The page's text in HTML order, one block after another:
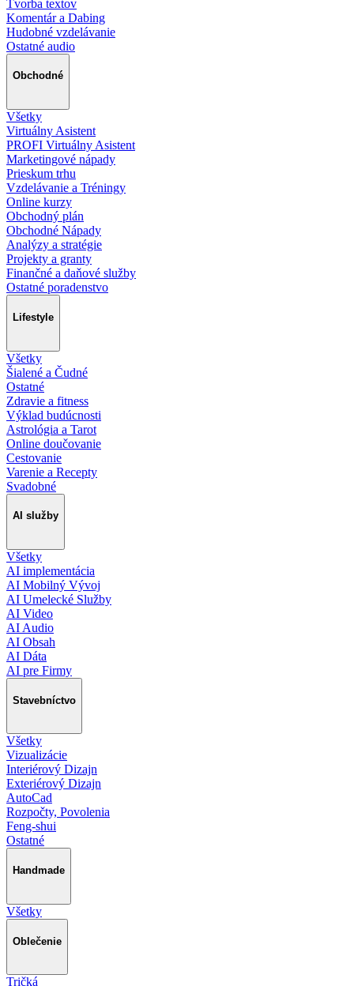
Tvorba textov
Komentár a Dabing
Hudobné vzdelávanie
Ostatné audio
Obchodné
Všetky
Virtuálny Asistent
PROFI Virtuálny Asistent
Marketingové nápady
Prieskum trhu
Vzdelávanie a Tréningy
Online kurzy
Obchodný plán
Obchodné Nápady
Analýzy a stratégie
Projekty a granty
Finančné a daňové služby
Ostatné poradenstvo
Lifestyle
Všetky
Šialené a Čudné
Ostatné
Zdravie a fitness
Výklad budúcnosti
Astrológia a Tarot
Online doučovanie
Cestovanie
Varenie a Recepty
Svadobné
AI služby
Všetky
AI implementácia
AI Mobilný Vývoj
AI Umelecké Služby
AI Video
AI Audio
AI Obsah
AI Dáta
AI pre Firmy
Stavebníctvo
Všetky
Vizualizácie
Interiérový Dizajn
Exteriérový Dizajn
AutoCad
Rozpočty, Povolenia
Feng-shui
Ostatné
Handmade
Všetky
Oblečenie
Tričká